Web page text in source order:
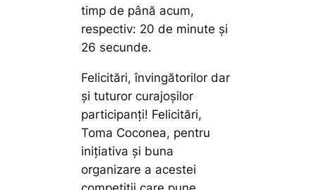
timp de până acum,
respectiv: 20 de minute și
26 secunde.
Felicitări, învingătorilor dar
și tuturor curajoșilor
participanți! Felicitări,
Toma Coconea, pentru
inițiativa și buna
organizare a acestei